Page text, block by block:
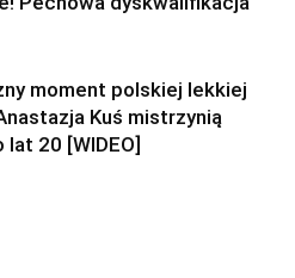
moment polskiej lekkiej
Kuś mistrzynią
lat 20 [WIDEO]